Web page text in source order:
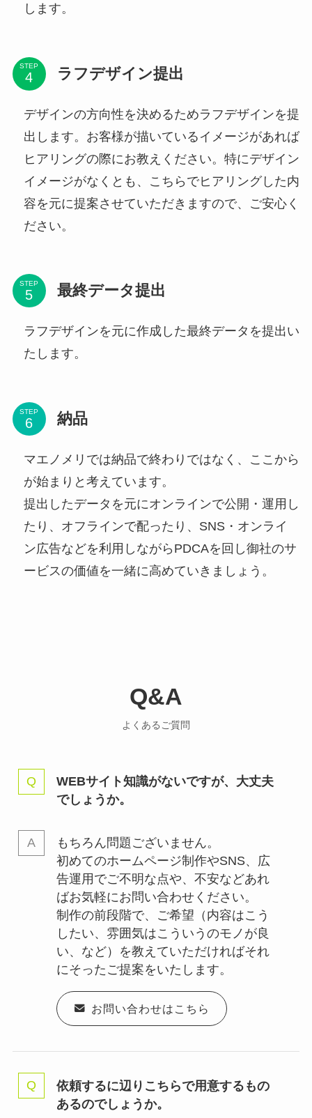
します。
STEP ラフデザイン提出
デザインの方向性を決めるためラフデザインを提
出します。お客様が描いているイメージがあれば
ヒアリングの際にお教えください。特にデザイン
イメージがなくとも、こちらでヒアリングした内
容を元に提案させていただきますので、ご安心く
ださい。
STEP 最終データ提出
ラフデザインを元に作成した最終データを提出い
たします。
STEP 納品
マエノメリでは納品で終わりではなく、ここから
が始まりと考えています。
提出したデータを元にオンラインで公開・運用し
たり、オフラインで配ったり、SNS・オンライ
ン広告などを利用しながらPDCAを回し御社のサ
ービスの価値を一緒に高めていきましょう。
Q&A
よくあるご質問
WEBサイト知識がないですが、大丈夫
でしょうか。
もちろん問題ございません。
初めてのホームページ制作やSNS、広
告運用でご不明な点や、不安などあれ
ばお気軽にお問い合わせください。
制作の前段階で、ご希望（内容はこう
したい、雰囲気はこういうのモノが良
い、など）を教えていただければそれ
にそったご提案をいたします。
お問い合わせはこちら
依頼するに辺りこちらで用意するもの
あるのでしょうか。